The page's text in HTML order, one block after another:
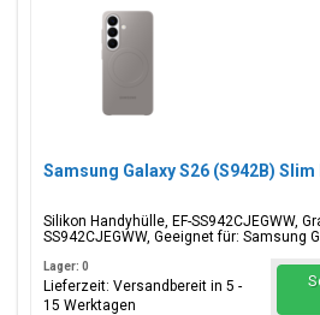
Samsung Galaxy S26 (S942B)
Silikon Handyhülle, EF-SS942CJEGWW,
SS942CJEGWW, Geeignet für: Samsung
Lager: 0
Lieferzeit: Versandbereit in 5 -
15 Werktagen